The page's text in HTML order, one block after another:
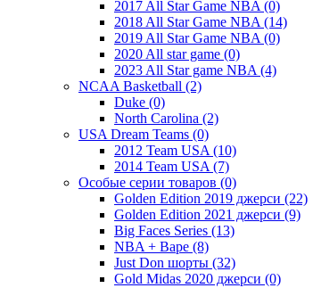
2017 All Star Game NBA (0)
2018 All Star Game NBA (14)
2019 All Star Game NBA (0)
2020 All star game (0)
2023 All Star game NBA (4)
NCAA Basketball (2)
Duke (0)
North Carolina (2)
USA Dream Teams (0)
2012 Team USA (10)
2014 Team USA (7)
Особые серии товаров (0)
Golden Edition 2019 джерси (22)
Golden Edition 2021 джерси (9)
Big Faces Series (13)
NBA + Bape (8)
Just Don шорты (32)
Gold Midas 2020 джерси (0)